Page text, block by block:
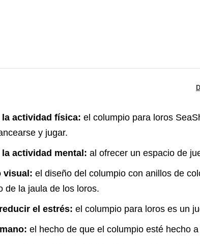
la actividad física: el columpio para loros
y jugar.
actividad mental: al ofrecer un espacio de
visual: el diseño del columpio con anillos de
de la jaula de los loros.
el estrés: el columpio para loros es un
el hecho de que el columpio esté hecho